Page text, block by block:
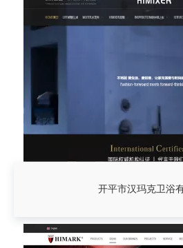
开平市汉玛克卫浴